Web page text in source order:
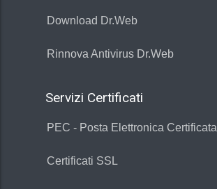
Download Dr.Web
Rinnova Antivirus Dr.Web
Servizi Certificati
PEC - Posta Elettronica Certificata
Certificati SSL